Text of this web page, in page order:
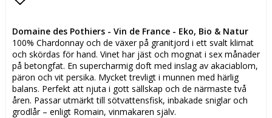
Domaine des Pothiers - Vin de France - Eko, Bio & Natur
100% Chardonnay och de växer på granitjord i ett svalt klimat
och skördas för hand. Vinet har jäst och mognat i sex månader
på betongfat. En supercharmig doft med inslag av akaciablom,
päron och vit persika. Mycket trevligt i munnen med härlig
balans. Perfekt att njuta i gott sällskap och de närmaste två
åren. Passar utmärkt till sötvattensfisk, inbakade sniglar och
grodlår – enligt Romain, vinmakaren själv.